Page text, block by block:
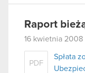
Raport
16 kwietnia
PDF
Spłata